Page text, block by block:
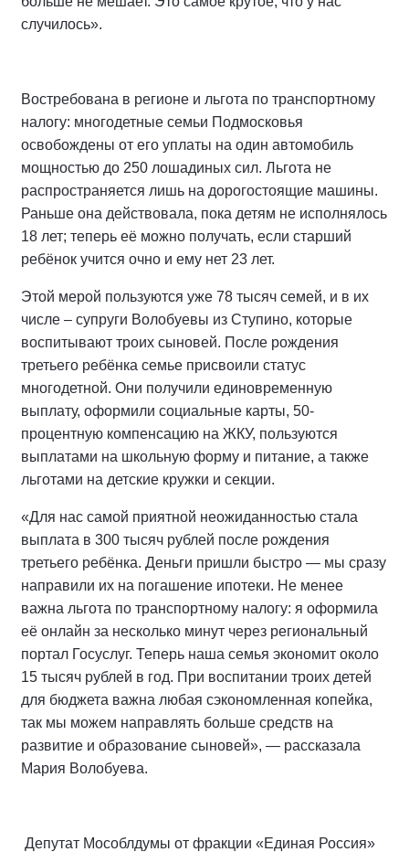
случилось».
Востребована в регионе и льгота по транспортному
налогу: многодетные семьи Подмосковья
освобождены от его уплаты на один автомобиль
мощностью до 250 лошадиных сил. Льгота не
распространяется лишь на дорогостоящие машины.
Раньше она действовала, пока детям не исполнялось
18 лет; теперь её можно получать, если старший
ребёнок учится очно и ему нет 23 лет.
Этой мерой пользуются уже 78 тысяч семей, и в их
числе – супруги Волобуевы из Ступино, которые
воспитывают троих сыновей. После рождения
третьего ребёнка семье присвоили статус
многодетной. Они получили единовременную
выплату, оформили социальные карты, 50-
процентную компенсацию на ЖКУ, пользуются
выплатами на школьную форму и питание, а также
льготами на детские кружки и секции.
«Для нас самой приятной неожиданностью стала
выплата в 300 тысяч рублей после рождения
третьего ребёнка. Деньги пришли быстро — мы сразу
направили их на погашение ипотеки. Не менее
важна льгота по транспортному налогу: я оформила
её онлайн за несколько минут через региональный
портал Госуслуг. Теперь наша семья экономит около
15 тысяч рублей в год. При воспитании троих детей
для бюджета важна любая сэкономленная копейка,
так мы можем направлять больше средств на
развитие и образование сыновей», — рассказала
Мария Волобуева.
Депутат Мособлдумы от фракции «Единая Россия»